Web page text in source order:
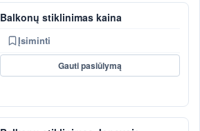
Balkonų stiklinimas kaina
Įsiminti
Gauti pasiūlymą